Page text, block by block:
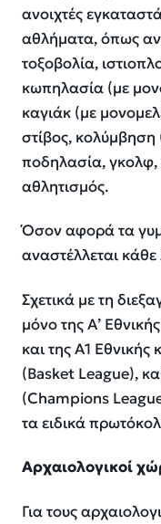
ανοιχτές
αθλήματα, όπως
τοξοβολία,
κωπηλασία (με
καγιάκ (με
στίβος,
ποδηλασία, γκολφ,
αθλητισμός.
Όσον αφορά τα
αναστέλλεται κάθε
Σχετικά με τη
μόνο της Α’
και της Α1
(Basket League),
(Champions
τα ειδικά
Αρχαιολογικοί
Για τους